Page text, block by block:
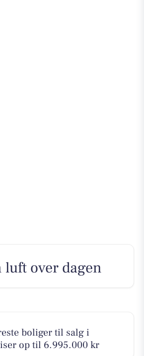
luft over dagen
boliger til salg i
op til 6.995.000 kr